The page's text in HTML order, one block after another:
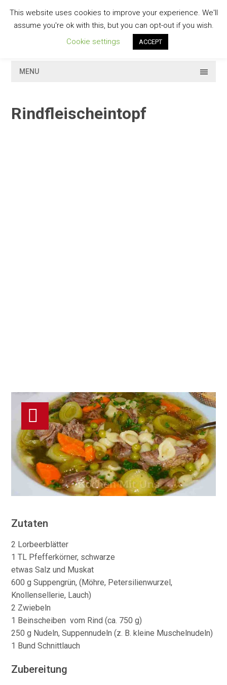
contentGESCHMACKVOLL
MENU
Rindfleischeintopf
Zutaten
2 Lorbeerblätter
1 TL Pfefferkörner, schwarze
etwas Salz und Muskat
600 g Suppengrün, (Möhre, Petersilienwurzel,
Knollensellerie, Lauch)
2 Zwiebeln
1 Beinscheiben vom Rind (ca. 750 g)
250 g Nudeln, Suppennudeln (z. B. kleine Muschelnudeln)
1 Bund Schnittlauch
Zubereitung
This website uses cookies to improve your experience. We'll
assume you're ok with this, but you can opt-out if you wish.
Cookie settings
ACCEPT